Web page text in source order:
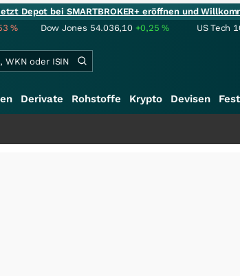
Depot bei SMARTBROKER+ eröffnen und
% Dow Jones 54.036,10 +0,25% US Tech
Derivate Rohstoffe Krypto Devisen